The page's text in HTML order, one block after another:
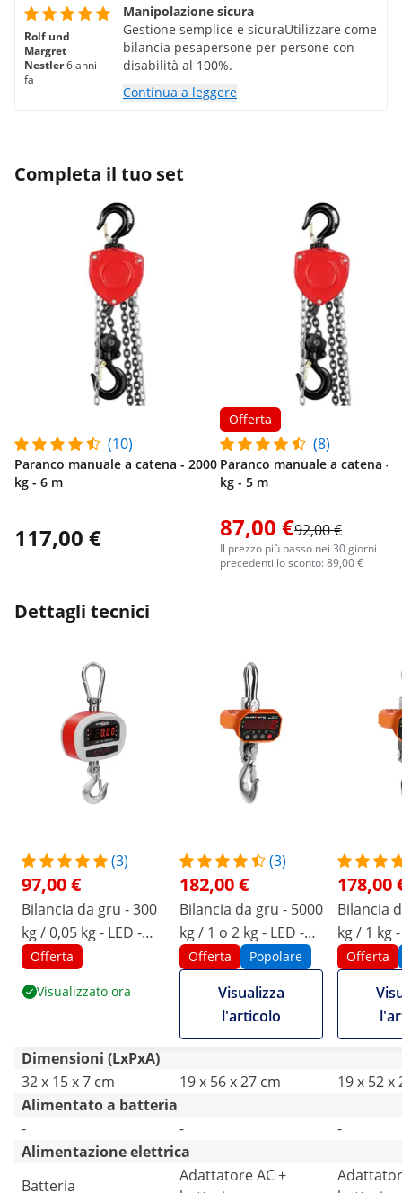
Rolf und
Margret
Nestler6 anni
fa
Manipolazione sicura
Gestione semplice e sicuraUtilizzare come
bilancia pesapersone per persone con
disabilità al 100%.
Continua a leggere
Completa il tuo set
(10)
Paranco manuale a catena - 2000
kg - 6 m
117,00 €
Offerta
(8)
Paranco manuale a catena -
kg - 5 m
87,00 €92,00 €
Il prezzo più basso nei 30 giorni
precedenti lo sconto: 89,00 €
Dettagli tecnici
(3)
97,00 €
Bilancia da gru - 300
kg / 0,05 kg - LED -
Telecomando
Offerta
Visualizzato ora
(3)
182,00 €
Bilancia da gru - 5000
kg / 1 o 2 kg - LED -
Digitale -
Telecomando 10 m
Offerta Popolare
Visualizza
l'articolo
178,00
Bilancia
kg / 1 kg
Digitale -
Offerta
Dimensioni (LxPxA)
32 x 15 x 7 cm
19 x 56 x 27 cm
19 x 52 x
Alimentato a batteria
-
-
-
Alimentazione elettrica
Batteria
Adattatore AC +